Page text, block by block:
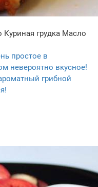
Куриная грудка Масло
простое в
невероятно вкусное!
грибной